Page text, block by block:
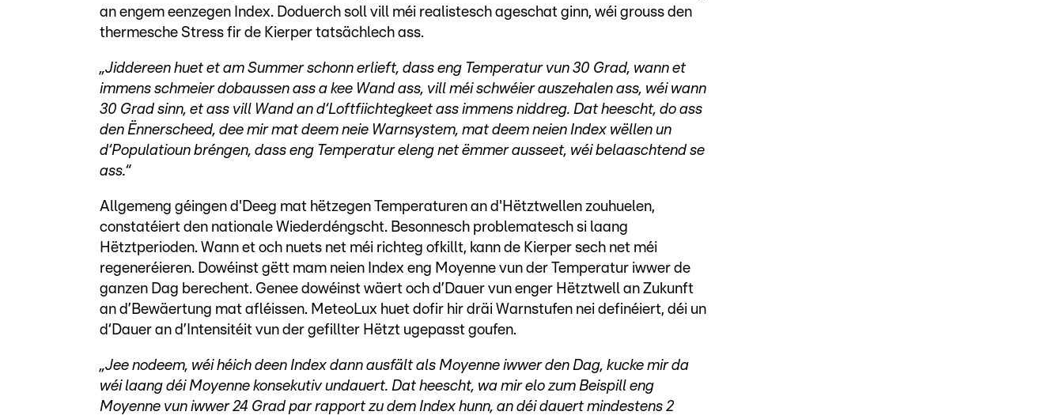
an engem eenzegen Index. Doduerch soll vill méi realistesch ageschat ginn, wéi grouss den
thermesche Stress fir de Kierper tatsächlech ass.
„Jiddereen huet et am Summer schonn erlieft, dass eng Temperatur vun 30 Grad, wann et
immens schmeier dobaussen ass a kee Wand ass, vill méi schwéier auszehalen ass, wéi wann
30 Grad sinn, et ass vill Wand an d‘Loftfiichtegkeet ass immens niddreg. Dat heescht, do ass
den Ënnerscheed, dee mir mat deem neie Warnsystem, mat deem neien Index wëllen un
d‘Populatioun bréngen, dass eng Temperatur eleng net ëmmer ausseet, wéi belaaschtend se
ass.“
Allgemeng géingen d'Deeg mat hëtzegen Temperaturen an d'Hëtztwellen zouhuelen,
constatéiert den nationale Wiederdéngscht. Besonnesch problematesch si laang
Hëtztperioden. Wann et och nuets net méi richteg ofkillt, kann de Kierper sech net méi
regeneréieren. Dowéinst gëtt mam neien Index eng Moyenne vun der Temperatur iwwer de
ganzen Dag berechent. Genee dowéinst wäert och d’Dauer vun enger Hëtztwell an Zukunft
an d’Bewäertung mat afléissen. MeteoLux huet dofir hir dräi Warnstufen nei definéiert, déi un
d‘Dauer an d’Intensitéit vun der gefillter Hëtzt ugepasst goufen.
„Jee nodeem, wéi héich deen Index dann ausfält als Moyenne iwwer den Dag, kucke mir da
wéi laang déi Moyenne konsekutiv undauert. Dat heescht, wa mir elo zum Beispill eng
Moyenne vun iwwer 24 Grad par rapport zu dem Index hunn, an déi dauert mindestens 2